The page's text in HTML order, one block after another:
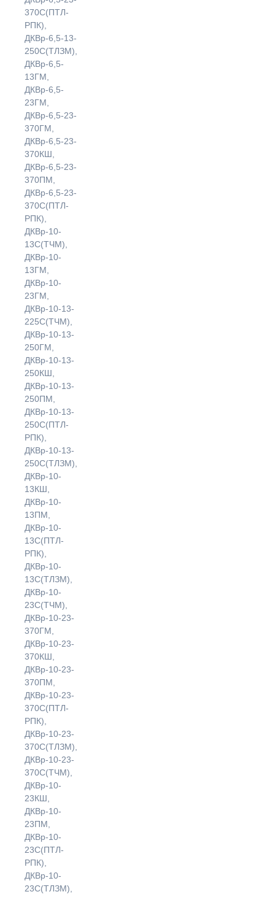
370С(ПТЛ-
РПК),
ДКВр-6,5-13-
250С(ТЛЗМ),
ДКВр-6,5-
13ГМ,
ДКВр-6,5-
23ГМ,
ДКВр-6,5-23-
370ГМ,
ДКВр-6,5-23-
370КШ,
ДКВр-6,5-23-
370ПМ,
ДКВр-6,5-23-
370С(ПТЛ-
РПК),
ДКВр-10-
13С(ТЧМ),
ДКВр-10-
13ГМ,
ДКВр-10-
23ГМ,
ДКВр-10-13-
225С(ТЧМ),
ДКВр-10-13-
250ГМ,
ДКВр-10-13-
250КШ,
ДКВр-10-13-
250ПМ,
ДКВр-10-13-
250С(ПТЛ-
РПК),
ДКВр-10-13-
250С(ТЛЗМ),
ДКВр-10-
13КШ,
ДКВр-10-
13ПМ,
ДКВр-10-
13С(ПТЛ-
РПК),
ДКВр-10-
13С(ТЛЗМ),
ДКВр-10-
23С(ТЧМ),
ДКВр-10-23-
370ГМ,
ДКВр-10-23-
370КШ,
ДКВр-10-23-
370ПМ,
ДКВр-10-23-
370С(ПТЛ-
РПК),
ДКВр-10-23-
370С(ТЛЗМ),
ДКВр-10-23-
370С(ТЧМ),
ДКВр-10-
23КШ,
ДКВр-10-
23ПМ,
ДКВр-10-
23С(ПТЛ-
РПК),
ДКВр-10-
23С(ТЛЗМ),